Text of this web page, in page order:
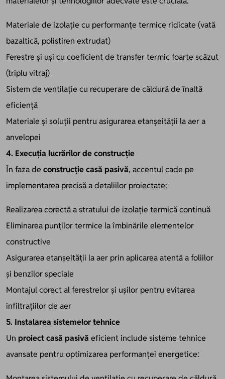
Materiale de izolație cu performanțe termice ridicate (vată
bazaltică, polistiren extrudat)
Ferestre și uși cu coeficient de transfer termic foarte scăzut
(triplu vitraj)
Sistem de ventilație cu recuperare de căldură de înaltă
eficiență
Materiale și soluții pentru asigurarea etanșeității la aer a
anvelopei
4. Execuția lucrărilor de construcție
În faza de construcție casă pasivă, accentul cade pe
implementarea precisă a detaliilor proiectate:
Realizarea corectă a stratului de izolație termică continuă
Eliminarea punților termice la îmbinările elementelor
constructive
Asigurarea etanșeității la aer prin aplicarea atentă a foliilor
și benzilor speciale
Montajul corect al ferestrelor și ușilor pentru evitarea
infiltrațiilor de aer
5. Instalarea sistemelor tehnice
Un proiect casă pasivă eficient include sisteme tehnice
avansate pentru optimizarea performanței energetice: